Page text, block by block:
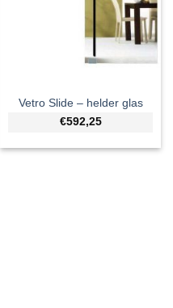
Vetro Slide – helder glas
€592,25